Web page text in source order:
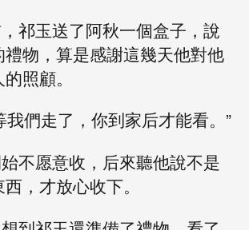
祁玉送了阿秋一個盒子，說
禮物，算是感謝這幾天他對他
照顧。
我們走了，你到家后才能看。”
不愿意收，后來聽他說不是
，才放心收下。